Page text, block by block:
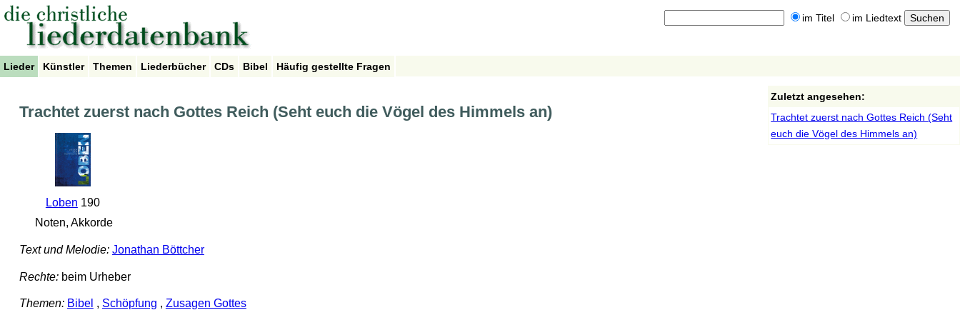
im Titel im Liedtext
Lieder Künstler Themen Liederbücher CDs Bibel Häufig gestellte Fragen
Trachtet zuerst nach Gottes Reich (Seht euch die Vögel des Himmels an)
Loben 190
Noten, Akkorde
Text und Melodie: Jonathan Böttcher
Rechte:beim Urheber
Themen: Bibel , Schöpfung , Zusagen Gottes
Zuletzt angesehen:
Trachtet zuerst nach Gottes Reich (Seht
euch die Vögel des Himmels an)